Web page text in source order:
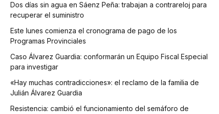
Dos días sin agua en Sáenz Peña: trabajan a contrareloj para
recuperar el suministro
Este lunes comienza el cronograma de pago de los
Programas Provinciales
Caso Álvarez Guardia: conformarán un Equipo Fiscal Especial
para investigar
«Hay muchas contradicciones»: el reclamo de la familia de
Julián Álvarez Guardia
Resistencia: cambió el funcionamiento del semáforo de